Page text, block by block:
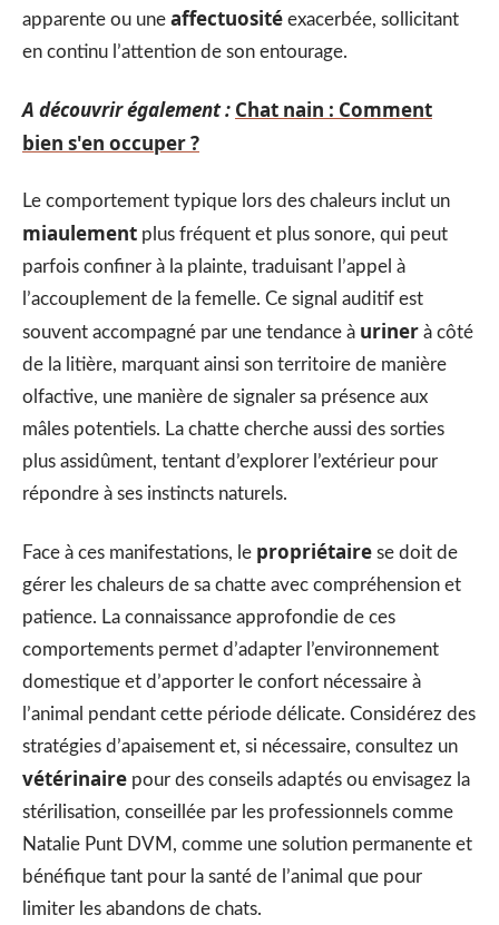
apparente ou une affectuosité exacerbée, sollicitant
en continu l’attention de son entourage.
A découvrir également : Chat nain : Comment
bien s'en occuper ?
Le comportement typique lors des chaleurs inclut un
miaulement plus fréquent et plus sonore, qui peut
parfois confiner à la plainte, traduisant l’appel à
l’accouplement de la femelle. Ce signal auditif est
souvent accompagné par une tendance à uriner à côté
de la litière, marquant ainsi son territoire de manière
olfactive, une manière de signaler sa présence aux
mâles potentiels. La chatte cherche aussi des sorties
plus assidûment, tentant d’explorer l’extérieur pour
répondre à ses instincts naturels.
Face à ces manifestations, le propriétaire se doit de
gérer les chaleurs de sa chatte avec compréhension et
patience. La connaissance approfondie de ces
comportements permet d’adapter l’environnement
domestique et d’apporter le confort nécessaire à
l’animal pendant cette période délicate. Considérez des
stratégies d’apaisement et, si nécessaire, consultez un
vétérinaire pour des conseils adaptés ou envisagez la
stérilisation, conseillée par les professionnels comme
Natalie Punt DVM, comme une solution permanente et
bénéfique tant pour la santé de l’animal que pour
limiter les abandons de chats.